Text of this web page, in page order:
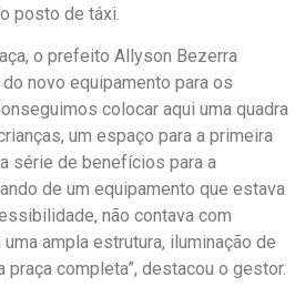
posto de táxi.
o prefeito Allyson Bezerra
novo equipamento para os
colocar aqui uma quadra
um espaço para a primeira
série de benefícios para a
de um equipamento que estava
não contava com
ampla estrutura, iluminação de
praça completa”, destacou o gestor.